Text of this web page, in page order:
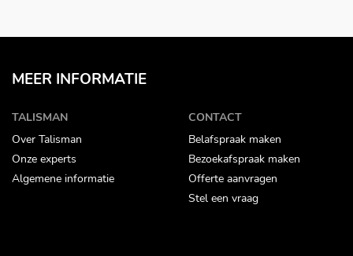
MEER INFORMATIE
TALISMAN
Over Talisman
Onze experts
Algemene informatie
CONTACT
Belafspraak maken
Bezoekafspraak maken
Offerte aanvragen
Stel een vraag